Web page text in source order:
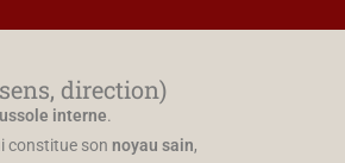
direction)
interne.
constitue son noyau sain,